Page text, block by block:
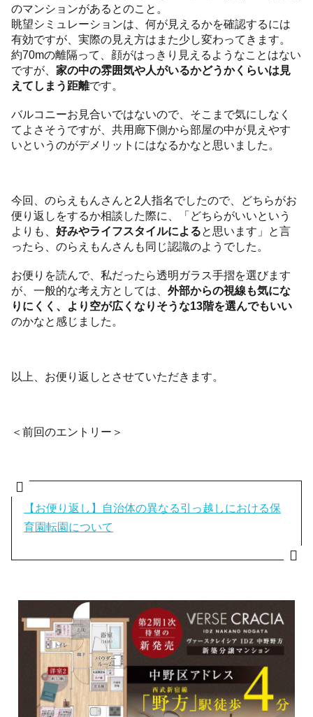
のマンションがあるとのこと。
眺望シミュレーションは、何が見えるかを確認するには
有効ですが、実際の見え方はまた少し変わってきます。
約70mの離隔って、顔がはっきり見えるようなことはない
ですが、家の中の雰囲気や人がいるかどうかくらいは見
えてしまう距離です。
バルコニーお見合いではないので、そこまで気にしなく
てよさそうですが、共用廊下側から部屋の中が見えやす
いというのがデメリットにはなるかなと思いました。
今回、のらえもんさんと2人指名でしたので、どちらがお
便り返しをするか相談した際に、「どちらがいいという
よりも、好みやライフスタイルによると思います」と言
ったら、のらえもんさんも同じ認識のようでした。
お便りを読んで、私だったら透明ガラス手摺を選びます
が、一般的な考え方としては、外部からの視線も気にな
りにくく、より空が広くなりそうな13階を選んでもいい
のかなと感じました。
以上、お便り返しとさせていただきます。
＜前回のエントリー＞
【お便り返し】自治体の異なる引っ越しにおける保
育園転園について